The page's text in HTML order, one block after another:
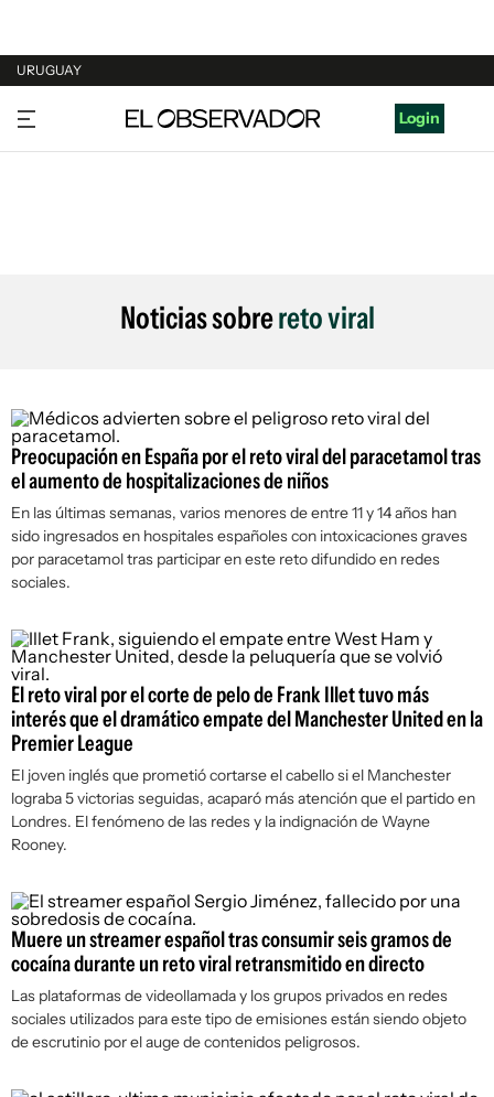
URUGUAY
URUGUAY
ARGENTINA
Login
Noticias sobrereto viral
Preocupación en España por el reto viral del paracetamol tras
el aumento de hospitalizaciones de niños
En las últimas semanas, varios menores de entre 11 y 14 años han
sido ingresados en hospitales españoles con intoxicaciones graves
por paracetamol tras participar en este reto difundido en redes
sociales.
El reto viral por el corte de pelo de Frank Illet tuvo más
interés que el dramático empate del Manchester United en la
Premier League
El joven inglés que prometió cortarse el cabello si el Manchester
lograba 5 victorias seguidas, acaparó más atención que el partido en
Londres. El fenómeno de las redes y la indignación de Wayne
Rooney.
Muere un streamer español tras consumir seis gramos de
cocaína durante un reto viral retransmitido en directo
Las plataformas de videollamada y los grupos privados en redes
sociales utilizados para este tipo de emisiones están siendo objeto
de escrutinio por el auge de contenidos peligrosos.